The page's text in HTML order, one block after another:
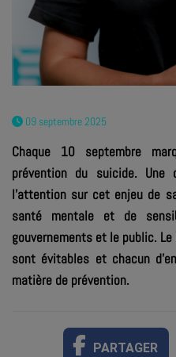
09 septembre 2025
Chaque 10 septembre
prévention du suicide.
l'attention sur cet enjeu de
santé mentale et de
gouvernements et le public.
sont évitables et chacun
matière de prévention.
PARTAGER